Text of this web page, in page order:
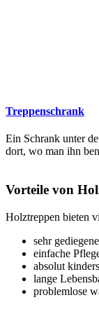
Treppenschrank
Ein Schrank unter
dort, wo man ihn
Vorteile von
Holztreppen bieten
sehr
einfache
absolut
lange
problemlose